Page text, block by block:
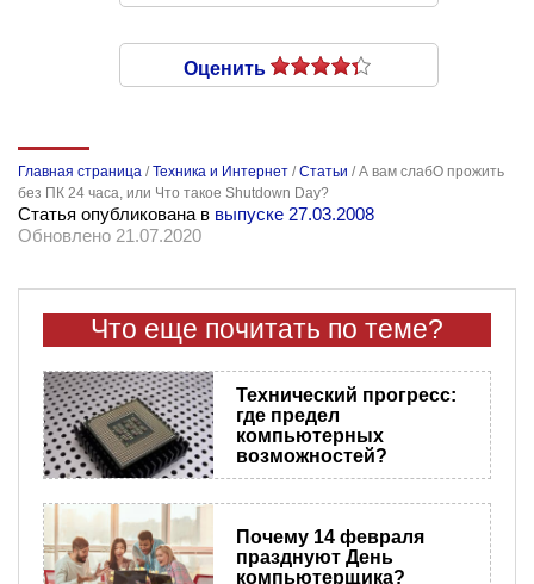
Оценить
Главная страница /Техника и Интернет /Статьи /А вам слабО прожить
без ПК 24 часа, или Что такое Shutdown Day?
Статья опубликована в выпуске 27.03.2008
Обновлено 21.07.2020
Что еще почитать по теме?
Технический прогресс:
где предел
компьютерных
возможностей?
Почему 14 февраля
празднуют День
компьютерщика?